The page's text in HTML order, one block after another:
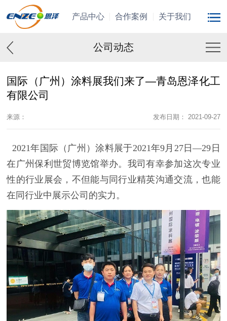
产品中心 合作案例 关于我们
公司动态
国际（广州）涂料展我们来了—青岛恩泽化工
有限公司
来源： 发布日期： 2021-09-27
2021年国际（广州）涂料展于2021年9月27日—29日
在广州保利世贸博览馆举办。我司有幸参加这次专业
性的行业展会，不但能与同行业精英沟通交流，也能
在同行业中展示公司的实力。